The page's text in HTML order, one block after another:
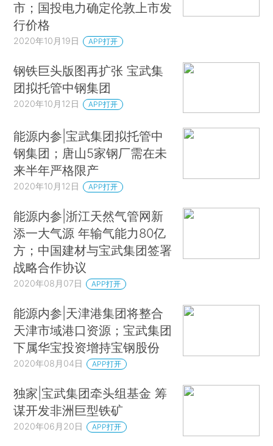
市；国投电力确定伦敦上市发
行价格
2020年10月19日 APP打开
钢铁巨头版图再扩张 宝武集
团拟托管中钢集团
2020年10月12日 APP打开
能源内参|宝武集团拟托管中
钢集团；唐山5家钢厂需在未
来半年严格限产
2020年10月12日 APP打开
能源内参|浙江天然气管网新
添一大气源 年输气能力80亿
方；中国建材与宝武集团签署
战略合作协议
2020年08月07日 APP打开
能源内参|天津港集团将整合
天津市域港口资源；宝武集团
下属华宝投资增持宝钢股份
2020年08月04日 APP打开
独家|宝武集团牵头组基金 筹
谋开发非洲巨型铁矿
2020年06月20日 APP打开